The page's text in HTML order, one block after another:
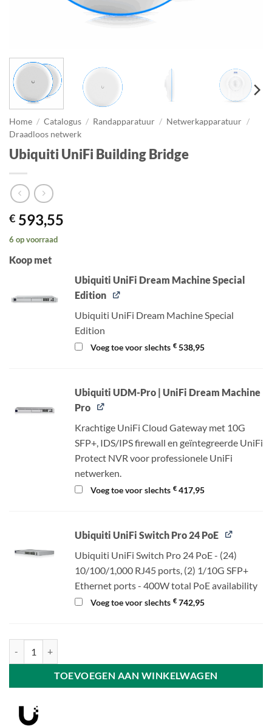
Home / Catalogus / Randapparatuur / Netwerkapparatuur /
Draadloos netwerk
Ubiquiti UniFi Building Bridge
€ 593,55
6 op voorraad
Koop met
Ubiquiti UniFi Dream Machine Special
Edition
Ubiquiti UniFi Dream Machine Special
Edition
Voeg toe voor slechts € 538,95
Ubiquiti UDM-Pro | UniFi Dream Machine
Pro
Krachtige UniFi Cloud Gateway met 10G
SFP+, IDS/IPS firewall en geïntegreerde UniFi
Protect NVR voor professionele UniFi
netwerken.
Voeg toe voor slechts € 417,95
Ubiquiti UniFi Switch Pro 24 PoE
Ubiquiti UniFi Switch Pro 24 PoE - (24)
10/100/1,000 RJ45 ports, (2) 1/10G SFP+
Ethernet ports - 400W total PoE availability
Voeg toe voor slechts € 742,95
TOEVOEGEN AAN WINKELWAGEN